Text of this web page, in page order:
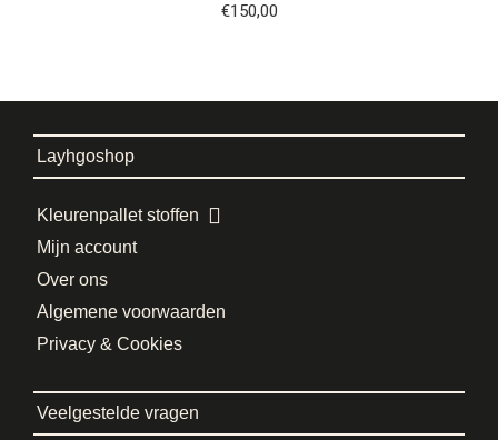
€150,00
Layhgoshop
Kleurenpallet stoffen
Mijn account
Over ons
Algemene voorwaarden
Privacy & Cookies
Veelgestelde vragen